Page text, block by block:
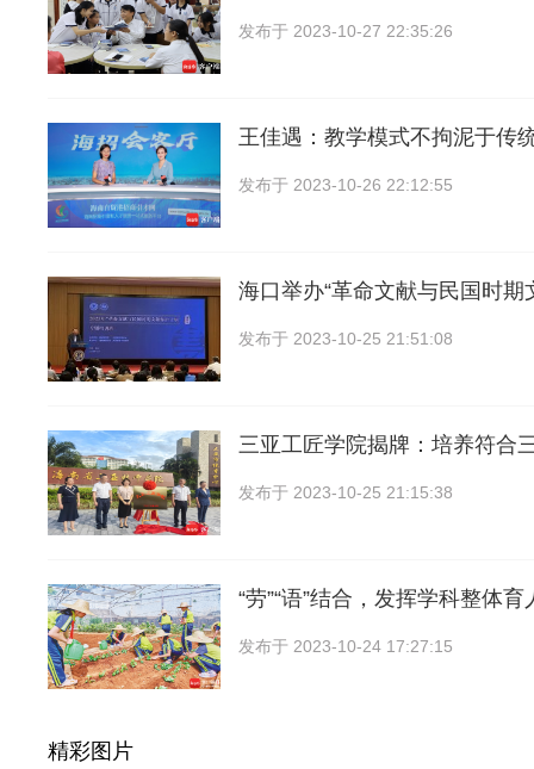
发布于 2023-10-27 22:35:26
王佳遇：教学模式不拘泥于传
发布于 2023-10-26 22:12:55
海口举办“革命文献与民国时期
发布于 2023-10-25 21:51:08
三亚工匠学院揭牌：培养符合
发布于 2023-10-25 21:15:38
“劳”“语”结合，发挥学科整体育
发布于 2023-10-24 17:27:15
精彩图片